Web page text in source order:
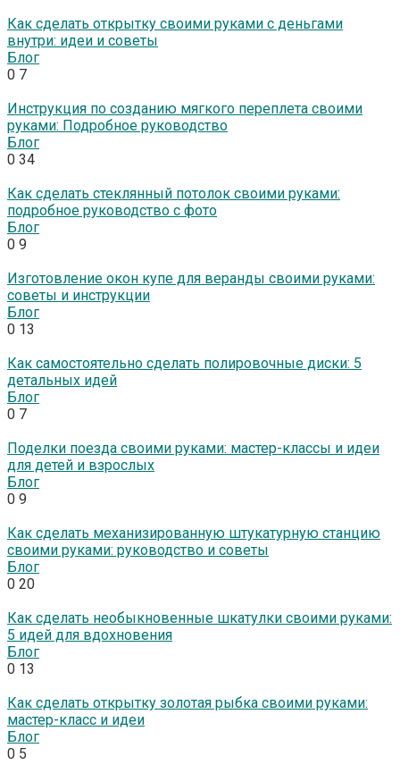
Как сделать открытку своими руками с деньгами
внутри: идеи и советы
Блог
0 7
Инструкция по созданию мягкого переплета своими
руками: Подробное руководство
Блог
0 34
Как сделать стеклянный потолок своими руками:
подробное руководство с фото
Блог
0 9
Изготовление окон купе для веранды своими руками:
советы и инструкции
Блог
0 13
Как самостоятельно сделать полировочные диски: 5
детальных идей
Блог
0 7
Поделки поезда своими руками: мастер-классы и идеи
для детей и взрослых
Блог
0 9
Как сделать механизированную штукатурную станцию
своими руками: руководство и советы
Блог
0 20
Как сделать необыкновенные шкатулки своими руками:
5 идей для вдохновения
Блог
0 13
Как сделать открытку золотая рыбка своими руками:
мастер-класс и идеи
Блог
0 5